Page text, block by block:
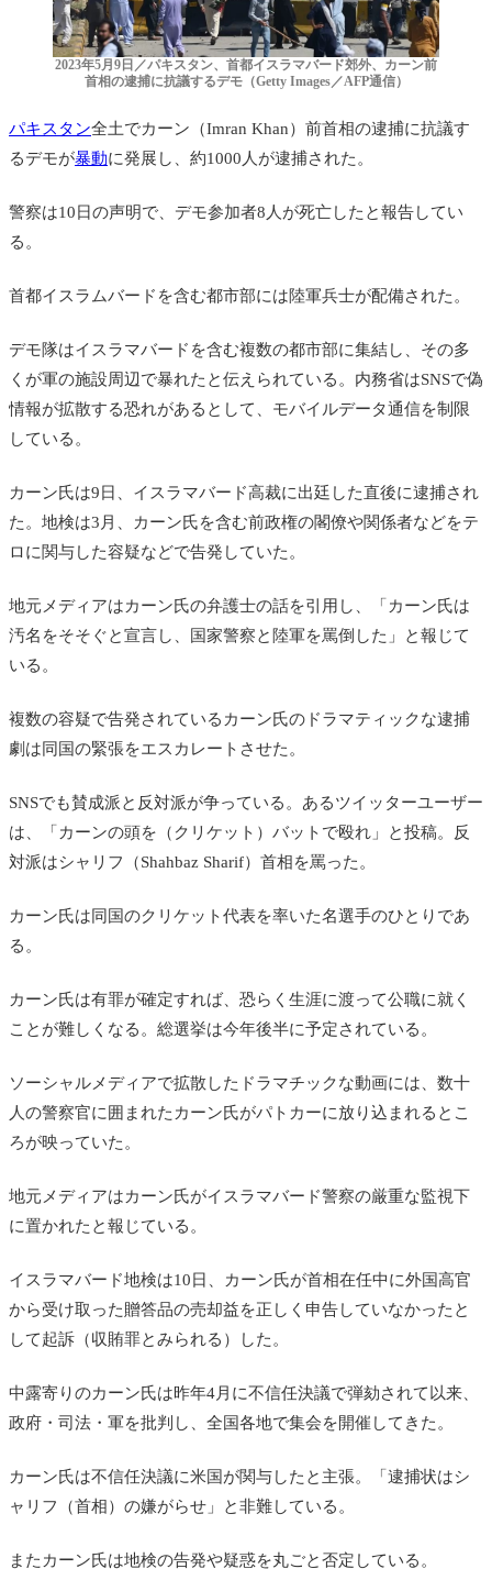
2023年5月9日／パキスタン、首都イスラマバード郊外、カーン前
首相の逮捕に抗議するデモ（Getty Images／AFP通信）
パキスタン全土でカーン （Imran Khan） 前首相の逮捕に抗議す
るデモが暴動に発展し、約1000人が逮捕された。
警察は10日の声明で、デモ参加者8人が死亡したと報告してい
る。
首都イスラムバードを含む都市部には陸軍兵士が配備された。
デモ隊はイスラマバードを含む複数の都市部に集結し、その多
くが軍の施設周辺で暴れたと伝えられている。内務省はSNSで偽
情報が拡散する恐れがあるとして、モバイルデータ通信を制限
している。
カーン氏は9日、イスラマバード高裁に出廷した直後に逮捕され
た。 地検は3月、カーン氏を含む前政権の閣僚や関係者などをテ
ロに関与した容疑などで告発 していた。
地元メディアはカーン氏の弁護士の話を引用し、「カーン氏は
汚名をそそぐと宣言し、国家警察と陸軍を罵倒した」と報じて
いる。
複数の容疑で告発されているカーン氏のドラマティックな逮捕
劇は同国の緊張をエスカレートさせた。
SNSでも賛成派と反対派が争っている。あるツイッターユーザー
は、「カーンの頭を（クリケット）バットで殴れ」と投稿。反
対派はシャリフ
（Shahbaz Sharif） 首相を罵った。
カーン氏は同国のクリケット代表を率いた名選手のひとりであ
る。
カーン氏は有罪が確定すれば、恐らく生涯に渡って公職に就く
ことが難しくなる。総選挙は今年後半に予定されている。
ソーシャルメディアで拡散したドラマチックな動画には、数十
人の警察官に囲まれたカーン氏がパトカーに放り込まれるとこ
ろが映っていた。
地元メディアはカーン氏がイスラマバード警察の厳重な監視下
に置かれたと報じている。
イスラマバード地検は10日、カーン氏が首相在任中に外国高官
から受け取った贈答品の売却益を正しく申告していなかったと
して起訴（収賄罪とみられる）した。
中露寄りのカーン氏は昨年4月に不信任決議で弾劾されて以来、
政府・司法・軍を批判し、全国各地で集会を開催してきた。
カーン氏は不信任決議に米国が関与したと主張。「逮捕状はシ
ャリフ（首相）の嫌がらせ」
と非難している。
またカーン氏は地検の告発や疑惑を丸ごと否定している。